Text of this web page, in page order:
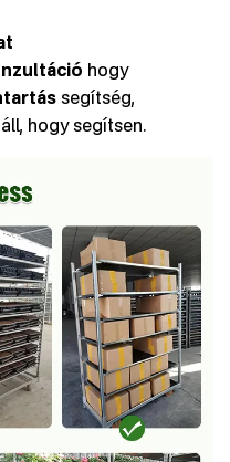
hogy
segítség,
hogy segítsen.